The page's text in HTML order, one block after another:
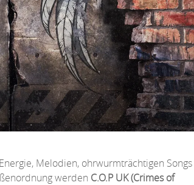
Melodien, ohrwurmträchtigen Songs
werden C.O.P UK (Crimes of